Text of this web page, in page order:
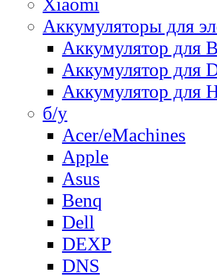
Аккумуляторы для
Аккумулятор для
Аккумулятор для
Аккумулятор для
б/у
Acer/eMachines
Apple
Asus
Benq
Dell
DEXP
DNS